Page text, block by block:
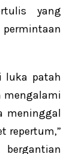
yang
luka patah
mengalami
meninggal
repertum,”